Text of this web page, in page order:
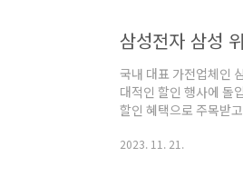
삼성전자 삼성
국내 대표 가전업체인
대적인 할인 행사에 돌
할인 혜택으로 주목받
지 입니다. 행사문의는
2023. 11. 21.